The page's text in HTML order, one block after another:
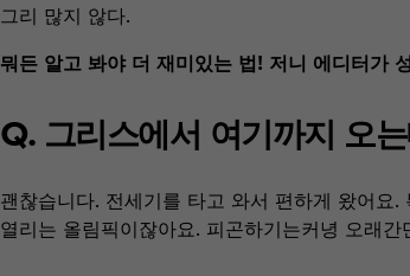
그리 많지 않다.
뭐든 알고 봐야 더 재미있는 법! 저니 에디터가
Q. 그리스에서 여기까지 오
괜찮습니다. 전세기를 타고 와서 편하게 왔어
열리는 올림픽이잖아요. 피곤하기는커녕 오래